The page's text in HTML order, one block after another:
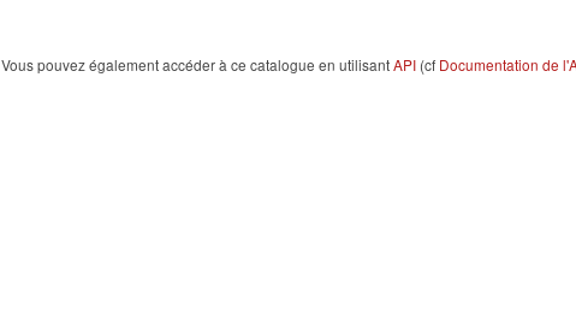
Vous pouvez également accéder à ce catalogue en utilisantAPI (cf Documentation de